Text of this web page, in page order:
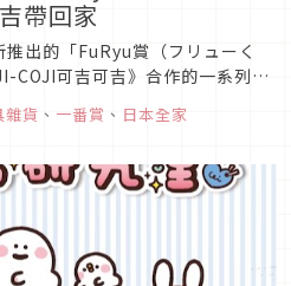
帶回家
出的「FuRyu賞（フリューく
COJI可吉可吉》合作的一系列抽
不能吃喝玩樂睡覺嗎？」（原
？）為主題，設計出一系列可愛
雜貨 、 一番賞 、 日本全家